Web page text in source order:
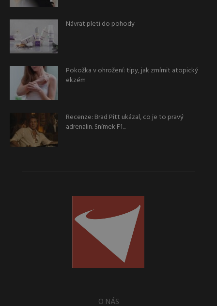
Návrat pleti do pohody
Pokožka v ohrožení: tipy, jak zmírnit atopický
ekzém
Recenze: Brad Pitt ukázal, co je to pravý
adrenalin. Snímek F1...
O NÁS